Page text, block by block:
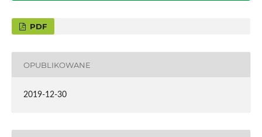
PDF
OPUBLIKOWANE
2019-12-30